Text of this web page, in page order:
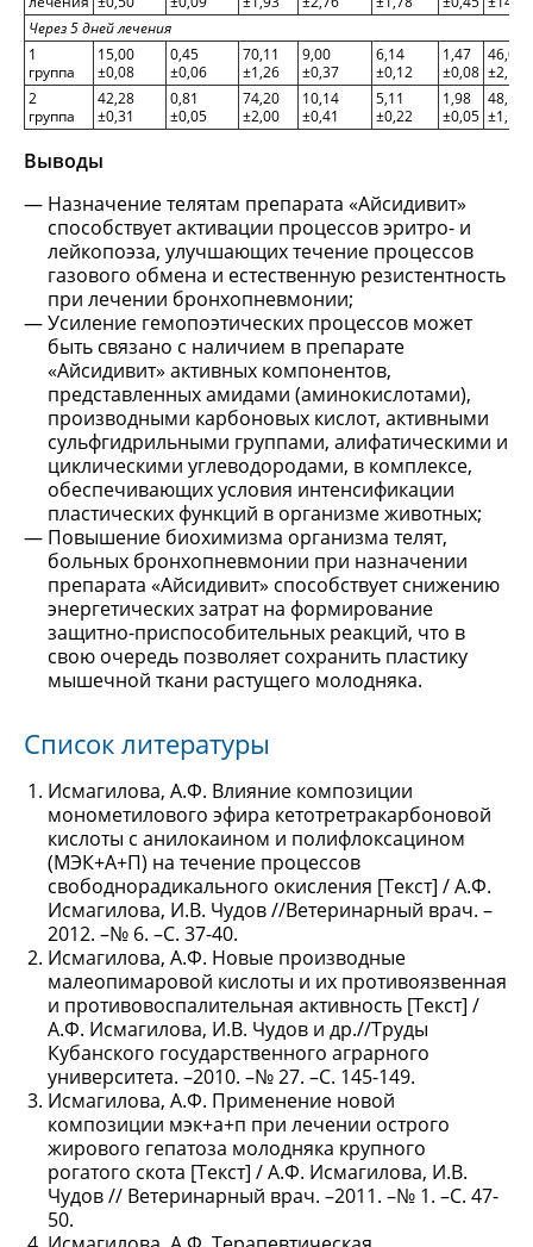
Через 5 дней лечения
1
группа
15,00
±0,08
0,45
±0,06
70,11
±1,26
9,00
±0,37
6,14
±0,12
1,47
±0,08
46,00
±2,14
2
группа
42,28
±0,31
0,81
±0,05
74,20
±2,00
10,14
±0,41
5,11
±0,22
1,98
±0,05
48,15
±1,19
Выводы
Назначение телятам препарата «Айсидивит»
способствует активации процессов эритро- и
лейкопоэза, улучшающих течение процессов
газового обмена и естественную резистентность
при лечении бронхопневмонии;
Усиление гемопоэтических процессов может
быть связано с наличием в препарате
«Айсидивит» активных компонентов,
представленных амидами (аминокислотами),
производными карбоновых кислот, активными
сульфгидрильными группами, алифатическими и
циклическими углеводородами, в комплексе,
обеспечивающих условия интенсификации
пластических функций в организме животных;
Повышение биохимизма организма телят,
больных бронхопневмонии при назначении
препарата «Айсидивит» способствует снижению
энергетических затрат на формирование
защитно-приспособительных реакций, что в
свою очередь позволяет сохранить пластику
мышечной ткани растущего молодняка.
Список литературы
Исмагилова, А.Ф. Влияние композиции
монометилового эфира кетотретракарбоновой
кислоты с анилокаином и полифлоксацином
(МЭК+А+П) на течение процессов
свободнорадикального окисления [Текст] / А.Ф.
Исмагилова, И.В. Чудов //Ветеринарный врач. –
2012. –№ 6. –С. 37-40.
Исмагилова, А.Ф. Новые производные
малеопимаровой кислоты и их противоязвенная
и противовоспалительная активность [Текст] /
А.Ф. Исмагилова, И.В. Чудов и др.//Труды
Кубанского государственного аграрного
университета. –2010. –№ 27. –С. 145-149.
Исмагилова, А.Ф. Применение новой
композиции мэк+а+п при лечении острого
жирового гепатоза молодняка крупного
рогатого скота [Текст] / А.Ф. Исмагилова, И.В.
Чудов // Ветеринарный врач. –2011. –№ 1. –С. 47-
50.